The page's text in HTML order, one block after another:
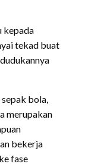
kepada
tekad buat
bola,
merupakan
bekerja
fase